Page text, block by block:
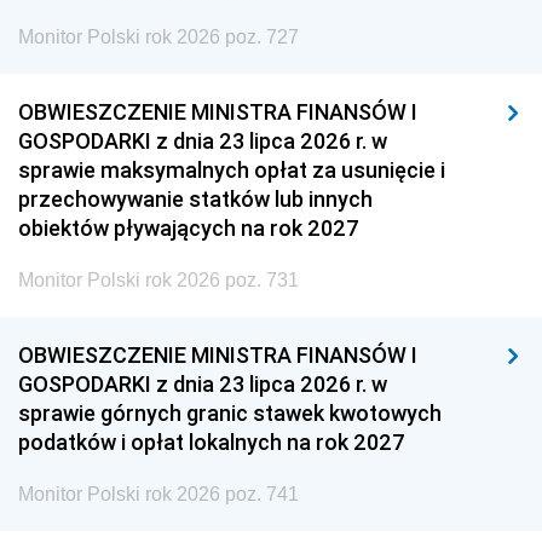
Monitor Polski rok 2026 poz. 727
OBWIESZCZENIE MINISTRA FINANSÓW I
GOSPODARKI z dnia 23 lipca 2026 r. w
sprawie maksymalnych opłat za usunięcie i
przechowywanie statków lub innych
obiektów pływających na rok 2027
Monitor Polski rok 2026 poz. 731
OBWIESZCZENIE MINISTRA FINANSÓW I
GOSPODARKI z dnia 23 lipca 2026 r. w
sprawie górnych granic stawek kwotowych
podatków i opłat lokalnych na rok 2027
Monitor Polski rok 2026 poz. 741